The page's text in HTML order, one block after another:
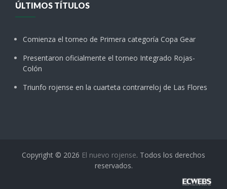
ÚLTIMOS TÍTULOS
Comienza el torneo de Primera categoría Copa Gear
Presentaron oficialmente el torneo Integrado Rojas-
Colón
Triunfo rojense en la cuarteta contrarreloj de Las Flores
Copyright © 2026 El nuevo rojense. Todos los derechos
reservados.